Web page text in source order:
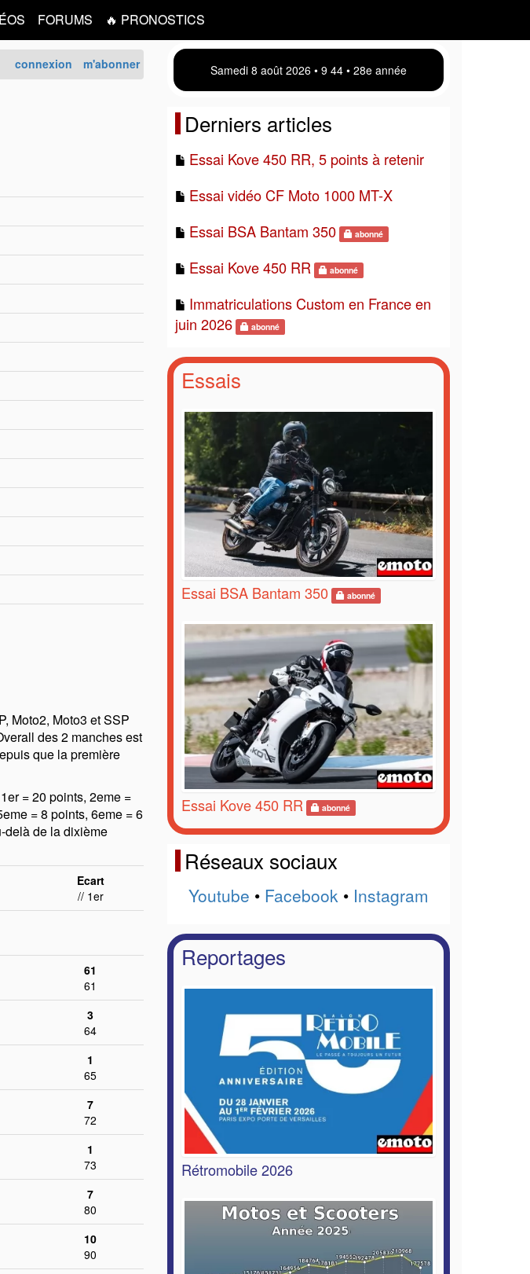
FORUMS 🔥 PRONOSTICS
connexion m'abonner
Moto2, Moto3 et SSP
des 2 manches est
que la première
= 20 points, 2eme =
= 8 points, 6eme = 6
delà de la dixième
Ecart
// 1er
61
61
3
64
1
65
7
72
1
73
7
80
10
90
Samedi 8 août 2026 • 9:44 • 28e année
Derniers articles
Essai Kove 450 RR, 5 points à retenir
Essai vidéo CF Moto 1000 MT-X
Essai BSA Bantam 350
abonné
Essai Kove 450 RR abonné
Immatriculations Custom en France en
juin 2026
abonné
Essais
Essai BSA Bantam 350 abonné
Essai Kove 450 RR abonné
Réseaux sociaux
Youtube • Facebook • Instagram
Reportages
Rétromobile 2026